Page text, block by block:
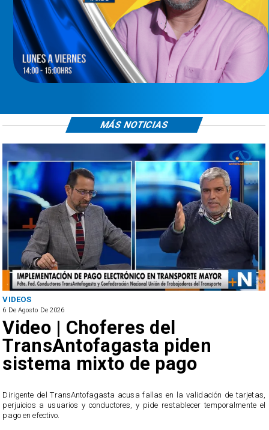
VIDEOS
6 De Agosto De 2026
Video | Choferes del
TransAntofagasta piden
sistema mixto de pago
​Dirigente del TransAntofagasta acusa fallas en la validación de tarjetas,
perjuicios a usuarios y conductores, y pide restablecer temporalmente el
pago en efectivo.
MÁS NOTICIAS